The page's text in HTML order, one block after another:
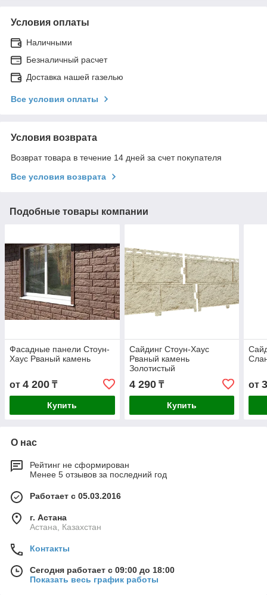
Условия оплаты
Наличными
Безналичный расчет
Доставка нашей газелью
Все условия оплаты
Условия возврата
Возврат товара в течение 14 дней за счет покупателя
Все условия возврата
Подобные товары компании
Фасадные панели Стоун-
Хаус Рваный камень
от 4 200 ₸
Купить
Сайдинг Стоун-Хаус
Рваный камень
Золотистый
4 290₸
Купить
от
О нас
Рейтинг не сформирован
Менее 5 отзывов за последний год
Работает с 05.03.2016
г. Астана
Астана, Казахстан
Контакты
Сегодня работает с 09:00 до 18:00
Показать весь график работы